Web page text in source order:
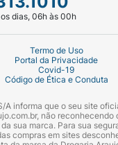
dias, 06h às 00h
Termo de Uso
Portal da Privacidade
Covid-19
Código de Ética e Conduta
A informa que o seu site
não reconhecendo
sua marca. Para sua
compras em sites